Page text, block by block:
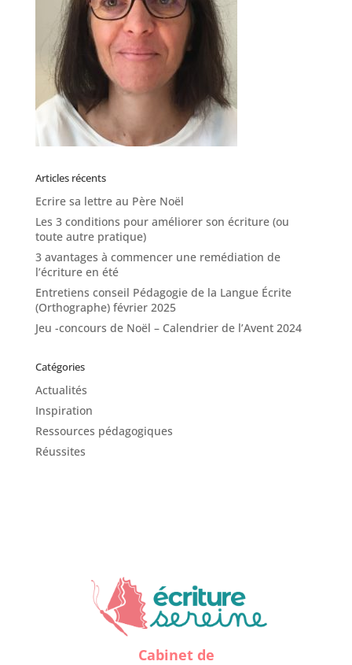
Articles récents
Ecrire sa lettre au Père Noël
Les 3 conditions pour améliorer son écriture (ou
toute autre pratique)
3 avantages à commencer une remédiation de
l’écriture en été
Entretiens conseil Pédagogie de la Langue Écrite
(Orthographe) février 2025
Jeu -concours de Noël – Calendrier de l’Avent 2024
Catégories
Actualités
Inspiration
Ressources pédagogiques
Réussites
Cabinet de